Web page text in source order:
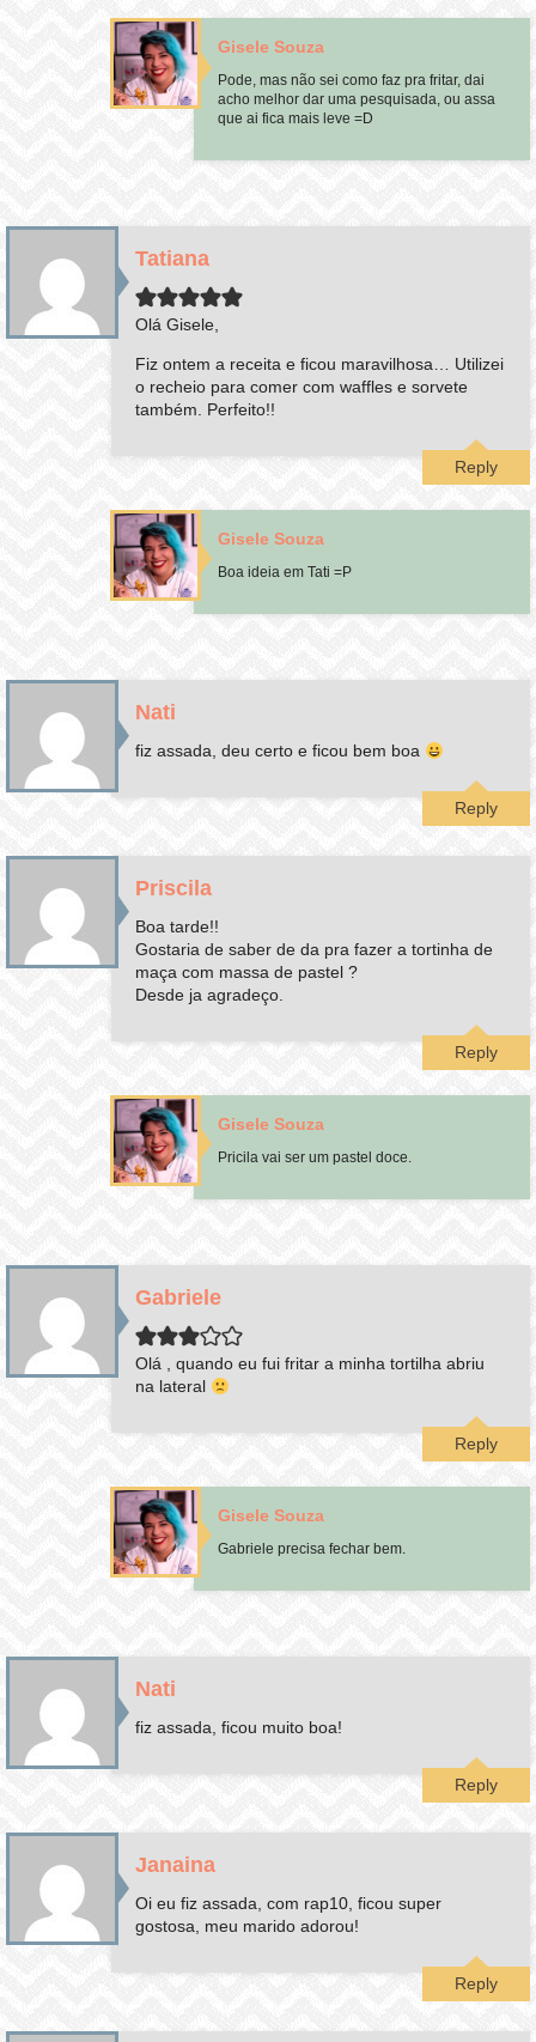
Gisele Souza
Pode, mas não sei como faz pra fritar, dai
acho melhor dar uma pesquisada, ou assa
que ai fica mais leve =D
Tatiana
Olá Gisele,
Fiz ontem a receita e ficou maravilhosa… Utilizei
o recheio para comer com waffles e sorvete
também. Perfeito!!
Reply
Gisele Souza
Boa ideia em Tati =P
Nati
fiz assada, deu certo e ficou bem boa
Reply
Priscila
Boa tarde!!
Gostaria de saber de da pra fazer a tortinha de
maça com massa de pastel ?
Desde ja agradeço.
Reply
Gisele Souza
Pricila vai ser um pastel doce.
Gabriele
Olá , quando eu fui fritar a minha tortilha abriu
na lateral
Reply
Gisele Souza
Gabriele precisa fechar bem.
Nati
fiz assada, ficou muito boa!
Reply
Janaina
Oi eu fiz assada, com rap10, ficou super
gostosa, meu marido adorou!
Reply